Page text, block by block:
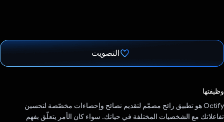
التصويت
وظيفتها
‫Octify هو تطبيق رائج مصمّم لتقديم نصائح وإحصاءات مخصّصة لتحسين
تفاعلاتك مع الشخصيات المختلفة في حياتك. سواء كان الأمر يتعلّق بفهم